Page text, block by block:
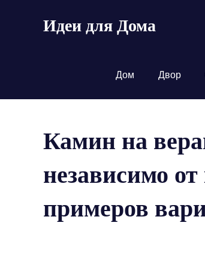
Идеи для Дома
Дом Двор
Камин на
независимо
примеров